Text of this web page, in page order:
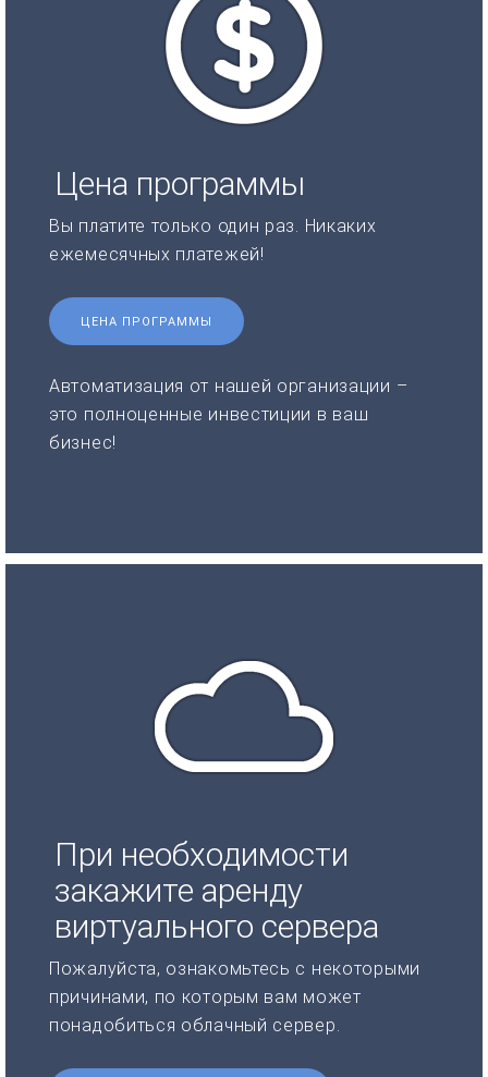
Цена программы
Вы платите только один раз. Никаких
ежемесячных платежей!
ЦЕНА ПРОГРАММЫ
Автоматизация от нашей организации –
это полноценные инвестиции в ваш
бизнес!
При необходимости
закажите аренду
виртуального сервера
Пожалуйста, ознакомьтесь с некоторыми
причинами, по которым вам может
понадобиться облачный сервер.